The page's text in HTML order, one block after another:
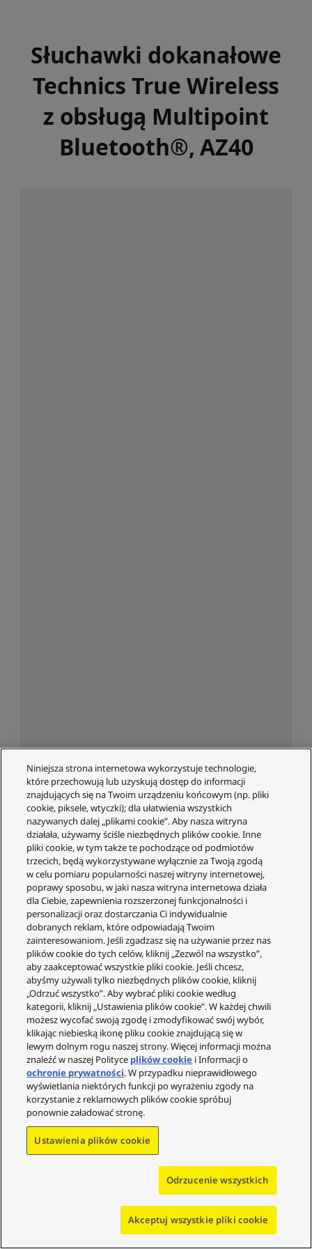
Słuchawki dokanałowe
Technics True Wireless
z obsługą Multipoint
Bluetooth®, AZ40
Niniejsza strona internetowa wykorzystuje technologie,
które przechowują lub uzyskują dostęp do informacji
znajdujących się na Twoim urządzeniu końcowym (np. pliki
cookie, piksele, wtyczki); dla ułatwienia wszystkich
nazywanych dalej „plikami cookie”. Aby nasza witryna
działała, używamy ściśle niezbędnych plików cookie. Inne
pliki cookie, w tym także te pochodzące od podmiotów
trzecich, będą wykorzystywane wyłącznie za Twoją zgodą
w celu pomiaru popularności naszej witryny internetowej,
poprawy sposobu, w jaki nasza witryna internetowa działa
dla Ciebie, zapewnienia rozszerzonej funkcjonalności i
personalizacji oraz dostarczania Ci indywidualnie
dobranych reklam, które odpowiadają Twoim
zainteresowaniom. Jeśli zgadzasz się na używanie przez nas
plików cookie do tych celów, kliknij „Zezwól na wszystko”,
aby zaakceptować wszystkie pliki cookie. Jeśli chcesz,
abyśmy używali tylko niezbędnych plików cookie, kliknij
„Odrzuć wszystko”. Aby wybrać pliki cookie według
kategorii, kliknij „Ustawienia plików cookie”. W każdej chwili
możesz wycofać swoją zgodę i zmodyfikować swój wybór,
klikając niebieską ikonę pliku cookie znajdującą się w
lewym dolnym rogu naszej strony. Więcej informacji można
znaleźć w naszej Polityce plików cookie i Informacji o
ochronie prywatności. W przypadku nieprawidłowego
wyświetlania niektórych funkcji po wyrażeniu zgody na
korzystanie z reklamowych plików cookie spróbuj
ponownie załadować stronę.
Ustawienia plików cookie
Odrzucenie wszystkich
Akceptuj wszystkie pliki cookie